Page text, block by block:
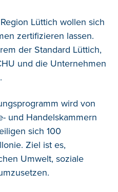
Lüttich wollen sich
zertifizieren lassen.
der Standard Lüttich,
und die Unternehmen
wird von
und Handelskammern
sich 100
Ziel ist es,
Umwelt, soziale